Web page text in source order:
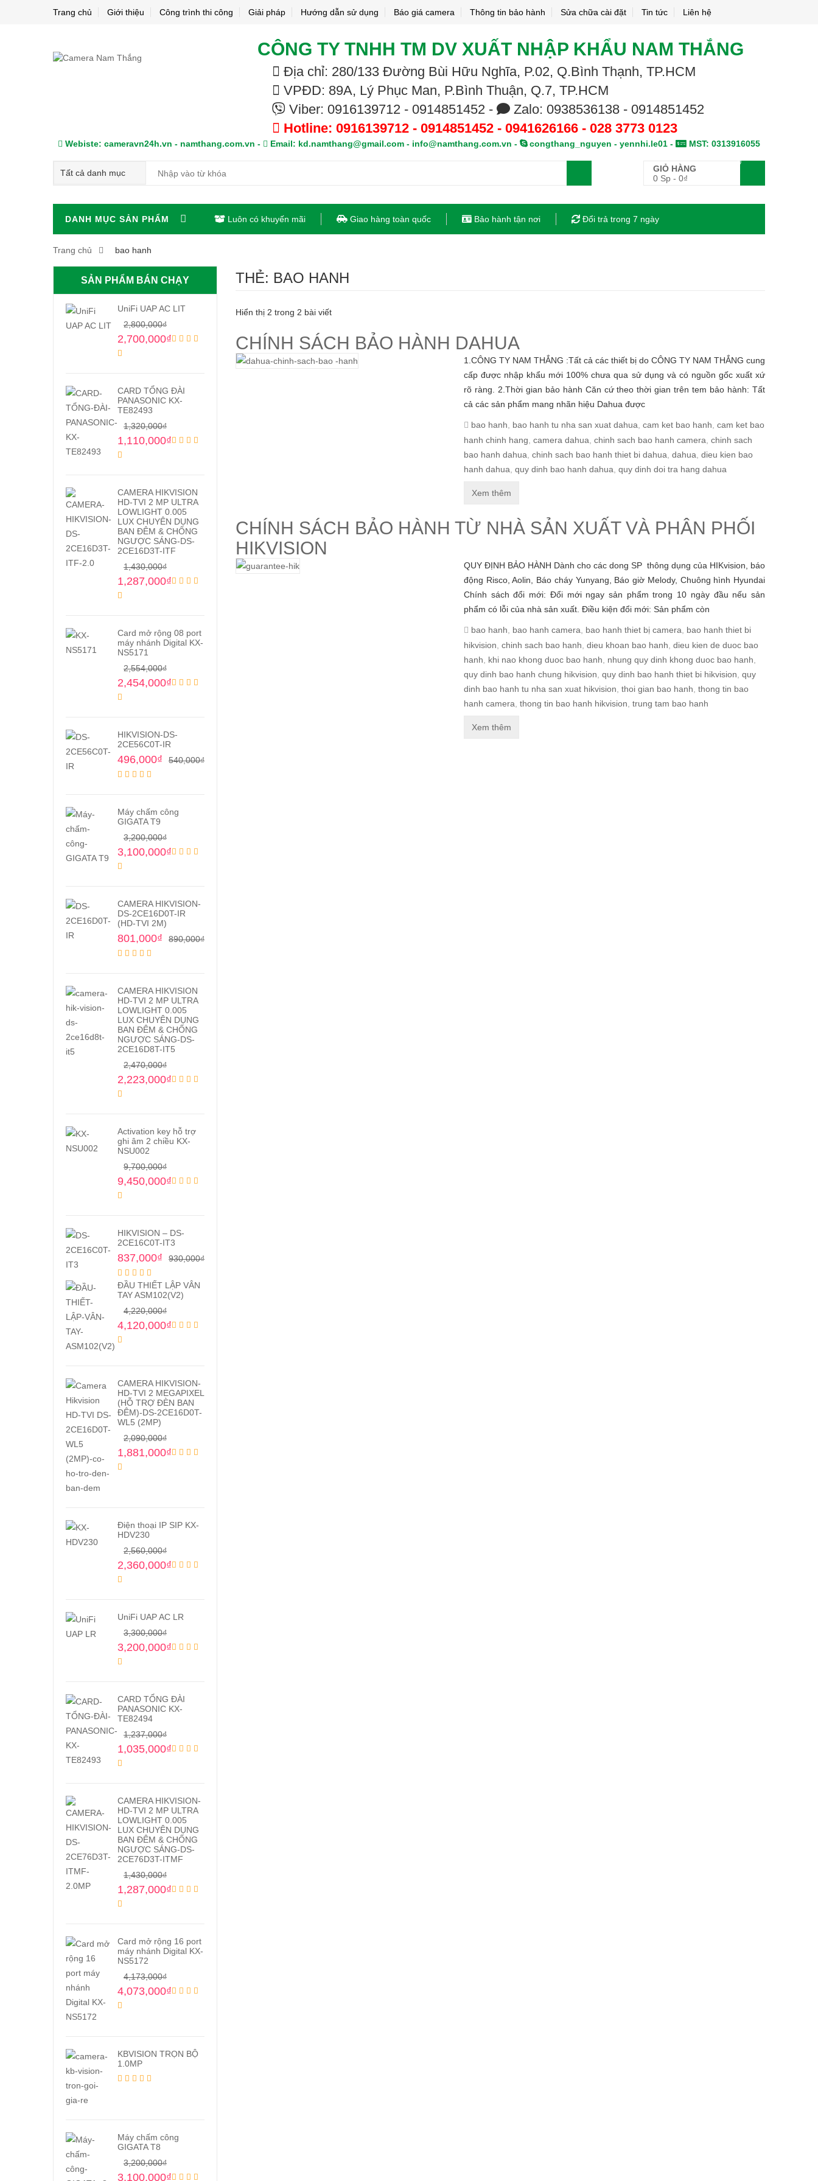
Trang chủ Giới thiệu Công trình thi công Giải pháp Hướng dẫn sử dụng Báo giá camera Thông tin bảo hành Sửa chữa cài đặt Tin tức Liên hệ
CÔNG TY TNHH TM DV XUẤT NHẬP KHẨU NAM THẮNG
Địa chỉ: 280/133 Đường Bùi Hữu Nghĩa, P.02, Q.Bình Thạnh, TP.HCM
VPĐD: 89A, Lý Phục Man, P.Bình Thuận, Q.7, TP.HCM
Viber: 0916139712 - 0914851452 -
Zalo: 0938536138 - 0914851452
Hotline: 0916139712 - 0914851452 - 0941626166 - 028 3773 0123
Webiste: cameravn24h.vn - namthang.com.vn - Email: kd.namthang@gmail.com - info@namthang.com.vn - congthang_nguyen - yennhi.le01 - MST: 0313916055
GIỎ HÀNG
0 Sp - 0₫
0
DANH MỤC SẢN PHẨM Luôn có khuyến mãi Giao hàng toàn quốc Bảo hành tận nơi Đổi trả trong 7 ngày
Trang chủ bao hanh
THẺ: BAO HANH
Hiển thị 2 trong 2 bài viết
CHÍNH SÁCH BẢO HÀNH DAHUA
1.CÔNG TY NAM THẮNG :Tất cả các thiết bị do CÔNG TY NAM THẮNG cung
cấp được nhập khẩu mới 100% chưa qua sử dụng và có nguồn gốc xuất xứ
rõ ràng. 2.Thời gian bảo hành Căn cứ theo thời gian trên tem bảo hành: Tất
cả các sản phẩm mang nhãn hiệu Dahua được
bao hanh bao hanh tu nha san xuat dahua cam ket bao hanh cam ket bao
hanh chinh hang camera dahua chinh sach bao hanh camera chinh sach
bao hanh dahua chinh sach bao hanh thiet bi dahua dahua dieu kien bao
hanh dahua quy dinh bao hanh dahua quy dinh doi tra hang dahua
Xem thêm
CHÍNH SÁCH BẢO HÀNH TỪ NHÀ SẢN XUẤT VÀ PHÂN PHỐI
HIKVISION
QUY ĐỊNH BẢO HÀNH Dành cho các dong SP thông dụng của HIKvision, báo
động Risco, Aolin, Báo cháy Yunyang, Báo giờ Melody, Chuông hình Hyundai
Chính sách đổi mới: Đổi mới ngay sản phẩm trong 10 ngày đầu nếu sản
phẩm có lỗi của nhà sản xuất. Điều kiện đổi mới: Sản phẩm còn
bao hanh bao hanh camera bao hanh thiet bị camera
bao hanh thiet bi
hikvision chinh sach bao hanh dieu khoan bao hanh dieu kien de duoc bao
hanh
khi nao khong duoc bao hanh nhung quy dinh khong duoc bao hanh
quy dinh bao hanh chung hikvision quy dinh bao hanh thiet bi hikvision quy
dinh bao hanh tu nha san xuat hikvision thoi gian bao hanh thong tin bao
hanh camera thong tin bao hanh hikvision trung tam bao hanh
Xem thêm
SẢN PHẨM BÁN CHẠY
UniFi UAP AC LIT
2,800,000₫
2,700,000₫
CARD TỔNG ĐÀI
PANASONIC KX-
TE82493
1,320,000₫
1,110,000₫
CAMERA HIKVISION
HD-TVI 2 MP ULTRA
LOWLIGHT 0.005
LUX CHUYÊN DỤNG
BAN ĐÊM & CHỐNG
NGƯỢC SÁNG-DS-
2CE16D3T-ITF
1,430,000₫
1,287,000₫
Card mở rộng 08 port
máy nhánh Digital KX-
NS5171
2,554,000₫
2,454,000₫
HIKVISION-DS-
2CE56C0T-IR
540,000₫
496,000₫
Máy chấm công
GIGATA T9
3,200,000₫
3,100,000₫
CAMERA HIKVISION-
DS-2CE16D0T-IR
(HD-TVI 2M)
890,000₫
801,000₫
CAMERA HIKVISION
HD-TVI 2 MP ULTRA
LOWLIGHT 0.005
LUX CHUYÊN DỤNG
BAN ĐÊM & CHỐNG
NGƯỢC SÁNG-DS-
2CE16D8T-IT5
2,470,000₫
2,223,000₫
Activation key hỗ trợ
ghi âm 2 chiều KX-
NSU002
9,700,000₫
9,450,000₫
HIKVISION – DS-
2CE16C0T-IT3
930,000₫
837,000₫
ĐẦU THIẾT LẬP VÂN
TAY ASM102(V2)
4,220,000₫
4,120,000₫
CAMERA HIKVISION-
HD-TVI 2 MEGAPIXEL
(HỖ TRỢ ĐÈN BAN
ĐÊM)-DS-2CE16D0T-
WL5 (2MP)
2,090,000₫
1,881,000₫
Điện thoại IP SIP KX-
HDV230
2,560,000₫
2,360,000₫
UniFi UAP AC LR
3,300,000₫
3,200,000₫
CARD TỔNG ĐÀI
PANASONIC KX-
TE82494
1,237,000₫
1,035,000₫
CAMERA HIKVISION-
HD-TVI 2 MP ULTRA
LOWLIGHT 0.005
LUX CHUYÊN DỤNG
BAN ĐÊM & CHỐNG
NGƯỢC SÁNG-DS-
2CE76D3T-ITMF
1,430,000₫
1,287,000₫
Card mở rộng 16 port
máy nhánh Digital KX-
NS5172
4,173,000₫
4,073,000₫
KBVISION TRỌN BỘ
1.0MP
Máy chấm công
GIGATA T8
3,200,000₫
3,100,000₫